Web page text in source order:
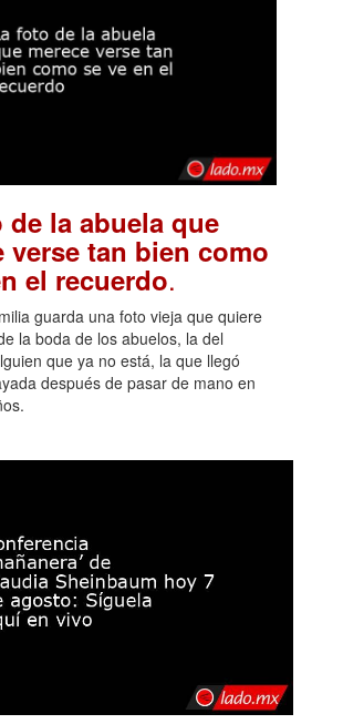
de la abuela que
verse tan bien como
el recuerdo.
guarda una foto vieja que quiere
la boda de los abuelos, la del
que ya no está, la que llegó
después de pasar de mano en